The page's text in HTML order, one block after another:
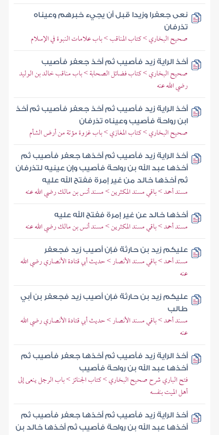
نعى جعفرا وزيدا قبل أن يجيء خبرهم وعيناه
تذرفان
صحيح البخاري > كتاب المناقب > باب علامات النبوة في الإسلام
أخذ الراية زيد فأصيب ثم أخذ جعفر فأصيب
صحيح البخاري > كتاب فضائل الصحابة > باب مناقب خالد بن الوليد
رضي الله عنه
أخذ الراية زيد فأصيب ثم أخذ جعفر فأصيب ثم أخذ
ابن رواحة فأصيب وعيناه تذرفان
صحيح البخاري > كتاب المغازي > باب غزوة مؤتة من أرض الشأم
أخذ الراية زيد فأصيب ثم أخذها جعفر فأصيب ثم
أخذها عبد الله بن رواحة فأصيب وإن عينيه لتذرفان
ثم أخذها خالد من غير إمرة ففتح الله عليه
مسند أحمد > باقي مسند المكثرين > مسند أنس بن مالك رضي الله عنه
أخذها خالد عن غير إمرة ففتح الله عليه
مسند أحمد > باقي مسند المكثرين > مسند أنس بن مالك رضي الله عنه
عليكم زيد بن حارثة فإن أصيب زيد فجعفر
مسند أحمد > باقي مسند الأنصار > حديث أبي قتادة الأنصاري رضي الله
عنه
عليكم زيد بن حارثة فإن أصيب زيد فجعفر بن أبي
طالب
مسند أحمد > باقي مسند الأنصار > حديث أبي قتادة الأنصاري رضي الله
عنه
أخذ الراية زيد فأصيب ثم أخذها جعفر فأصيب ثم
أخذها عبد الله بن رواحة فأصيب
فتح الباري شرح صحيح البخاري > كتاب الجنائز > باب الرجل ينعى إلى
أهل الميت بنفسه
أخذ الراية زيد فأصيب ثم أخذها جعفر فأصيب ثم
أخذها عبد الله بن رواحة فأصيب ثم أخذها خالد بن